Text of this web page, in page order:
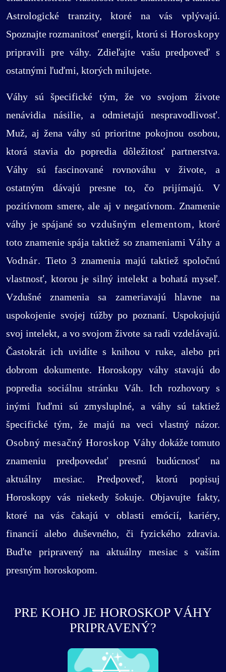
Astrologické tranzity, ktoré na vás vplývajú.
Spoznajte rozmanitosť energií, ktorú si Horoskopy
pripravili pre váhy. Zdieľajte vašu predpoveď s
ostatnými ľuďmi, ktorých milujete.
Váhy sú špecifické tým, že vo svojom živote
nenávidia násilie, a odmietajú nespravodlivosť.
Muž, aj žena váhy sú prioritne pokojnou osobou,
ktorá stavia do popredia dôležitosť partnerstva.
Váhy sú fascinované rovnováhu v živote, a
ostatným dávajú presne to, čo prijímajú. V
pozitívnom smere, ale aj v negatívnom. Znamenie
váhy je spájané so vzdušným elementom, ktoré
toto znamenie spája taktiež so znameniami Váhy a
Vodnár. Tieto 3 znamenia majú taktiež spoločnú
vlastnosť, ktorou je silný intelekt a bohatá myseľ.
Vzdušné znamenia sa zameriavajú hlavne na
uspokojenie svojej túžby po poznaní. Uspokojujú
svoj intelekt, a vo svojom živote sa radi vzdelávajú.
Častokrát ich uvidíte s knihou v ruke, alebo pri
dobrom dokumente. Horoskopy váhy stavajú do
popredia sociálnu stránku Váh. Ich rozhovory s
inými ľuďmi sú zmysluplné, a váhy sú taktiež
špecifické tým, že majú na veci vlastný názor.
Osobný mesačný Horoskop Váhy dokáže tomuto
znameniu predpovedať presnú budúcnosť na
aktuálny mesiac. Predpoveď, ktorú popisuj
Horoskopy vás niekedy šokuje. Objavujte fakty,
ktoré na vás čakajú v oblasti emócií, kariéry,
financií alebo duševného, či fyzického zdravia.
Buďte pripravený na aktuálny mesiac s vaším
presným horoskopom.
PRE KOHO JE HOROSKOP VÁHY
PRIPRAVENÝ?